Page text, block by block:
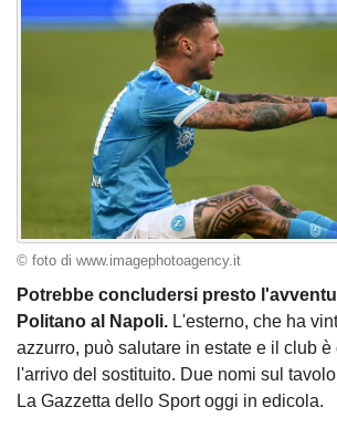
© foto di www.imagephotoagency.it
Potrebbe concludersi presto
Politano al Napoli. L'esterno, che ha
azzurro, può salutare in estate e il club
l'arrivo del sostituito. Due nomi sul
La Gazzetta dello Sport oggi in edicola.